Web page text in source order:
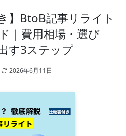
】BtoB記事リライト
｜費用相場・選び
す3ステップ
2026年6月11日